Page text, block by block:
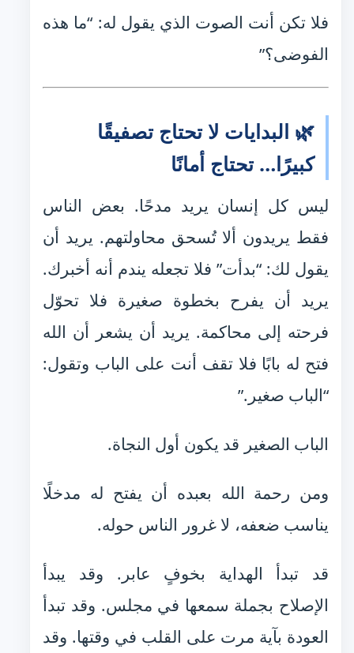
فلا تكن أنت الصوت الذي يقول له: “ما هذه
الفوضى؟”
🌿 البدايات لا تحتاج تصفيقًا
كبيرًا… تحتاج أمانًا
ليس كل إنسان يريد مدحًا. بعض الناس
فقط يريدون ألا تُسحق محاولتهم. يريد أن
يقول لك: “بدأت” فلا تجعله يندم أنه أخبرك.
يريد أن يفرح بخطوة صغيرة فلا تحوّل
فرحته إلى محاكمة. يريد أن يشعر أن الله
فتح له بابًا فلا تقف أنت على الباب وتقول:
“الباب صغير.”
الباب الصغير قد يكون أول النجاة.
ومن رحمة الله بعبده أن يفتح له مدخلًا
يناسب ضعفه، لا غرور الناس حوله.
قد تبدأ الهداية بخوفٍ عابر. وقد يبدأ
الإصلاح بجملة سمعها في مجلس. وقد تبدأ
العودة بآية مرت على القلب في وقتها. وقد